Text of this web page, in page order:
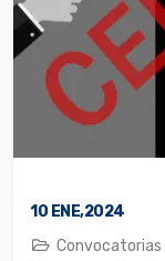
10 ENE,2024
Convocatorias